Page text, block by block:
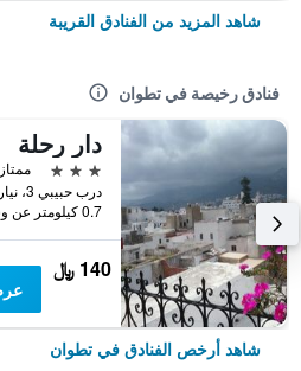
شاهد المزيد من الفنادق القريبة
فنادق رخيصة في تطوان
دار رحلة
3 نجوم
ممتاز 8.4
0.7 كيلومتر عن وسط المدينة
140 ﷼
شاهد أرخص الفنادق في تطوان